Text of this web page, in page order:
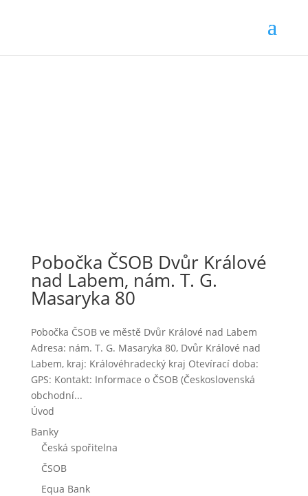
Pobočka ČSOB Dvůr Králové
nad Labem, nám. T. G.
Masaryka 80
Pobočka ČSOB ve městě Dvůr Králové nad Labem
Adresa: nám. T. G. Masaryka 80, Dvůr Králové nad
Labem, kraj: Královéhradecký kraj Otevírací doba:
GPS: Kontakt: Informace o ČSOB (Československá
obchodní...
Úvod
Banky
Česká spořitelna
ČSOB
Equa Bank